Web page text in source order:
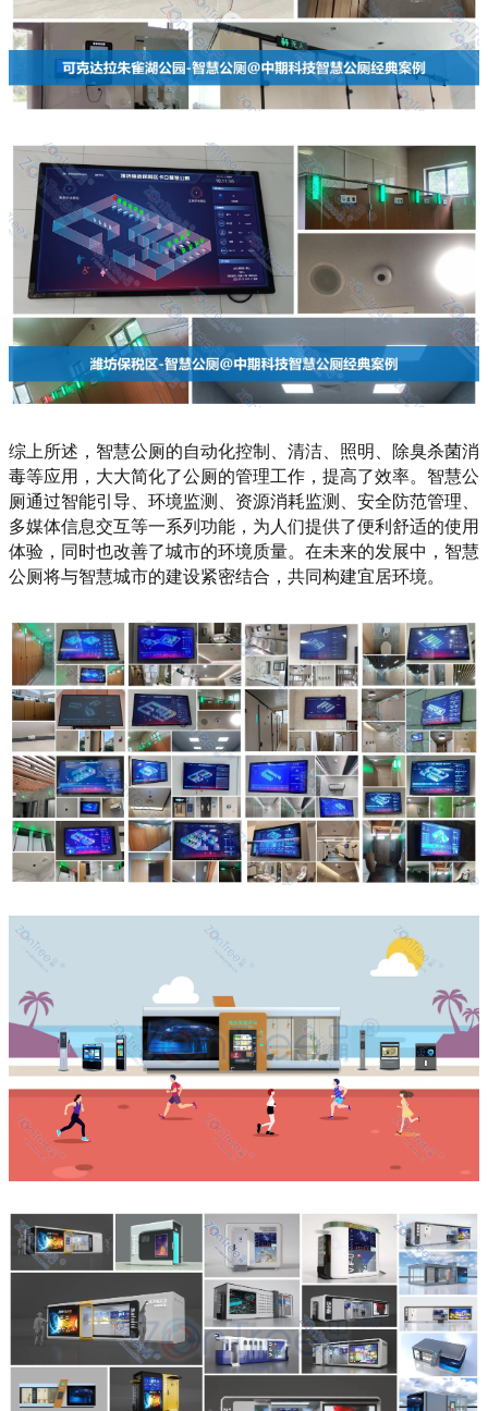
综上所述，智慧公厕的自动化控制、清洁、照明、除臭杀菌消
毒等应用，大大简化了公厕的管理工作，提高了效率。智慧公
厕通过智能引导、环境监测、资源消耗监测、安全防范管理、
多媒体信息交互等一系列功能，为人们提供了便利舒适的使用
体验，同时也改善了城市的环境质量。在未来的发展中，智慧
公厕将与智慧城市的建设紧密结合，共同构建宜居环境。